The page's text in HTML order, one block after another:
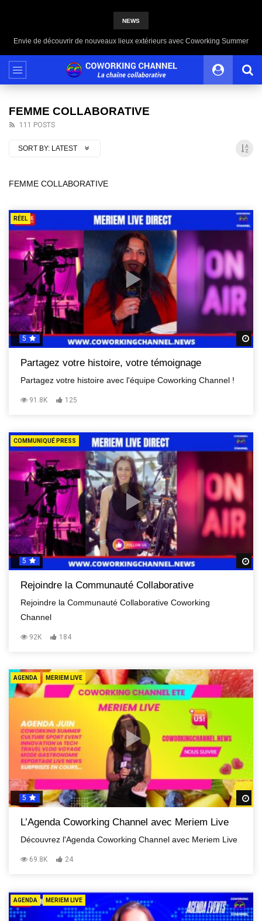
NEWS
Envie de découvrir de nouveaux lieux extérieurs avec Coworking Summer
FEMME COLLABORATIVE
111 POSTS
SORT BY: LATEST
FEMME COLLABORATIVE
RÉEL
5
Partagez votre histoire, votre témoignage
Partagez votre histoire avec l'équipe Coworking Channel !
91.8K 125
COMMUNIQUÉ PRESS
5
Rejoindre la Communauté Collaborative
Rejoindre la Communauté Collaborative Coworking
Channel
92K 184
AGENDA MERIEM LIVE
5
L’Agenda Coworking Channel avec Meriem Live
Découvrez l'Agenda Coworking Channel avec Meriem Live
69.8K 24
AGENDA MERIEM LIVE